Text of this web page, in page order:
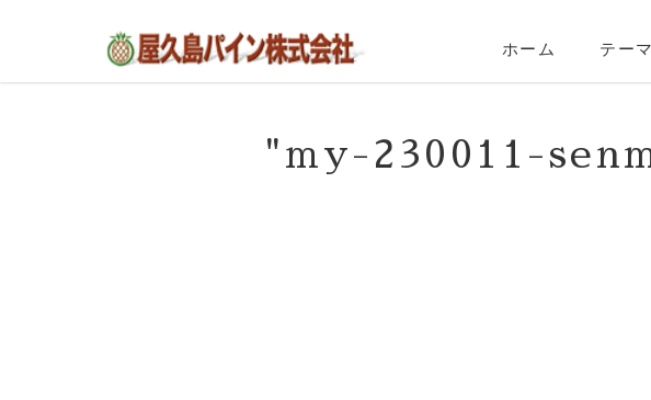
屋久島パイン株式会社
タルサイト
ホーム テー
"my-230011-